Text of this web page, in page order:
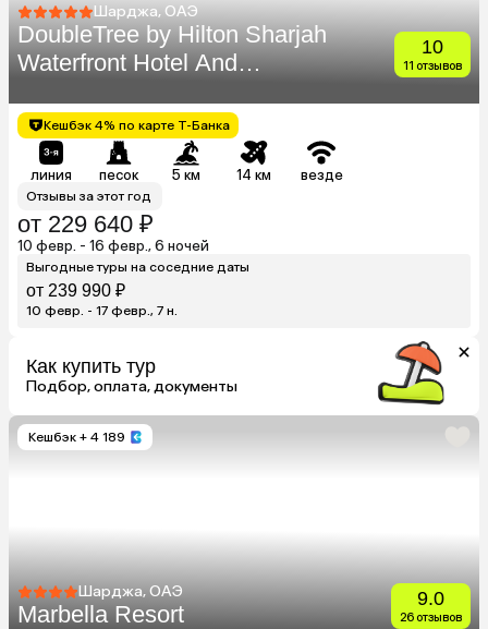
Шарджа, ОАЭ
DoubleTree by Hilton Sharjah
Waterfront Hotel And
10
11 отзывов
Кешбэк 4% по карте Т-Банка
линия песок 5 км 14 км везде
Отзывы за этот год
от 229 640 ₽
10 февр. - 16 февр., 6 ночей
Выгодные туры на соседние даты
от 239 990 ₽
10 февр. - 17 февр., 7 н.
Как купить тур
Подбор, оплата, документы
Кешбэк + 4 189
Шарджа, ОАЭ
Marbella Resort
9.0
26 отзывов